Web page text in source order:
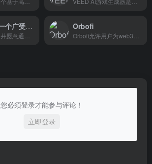
Replika – 一个广受欢迎的AI伴侣平台 Orbofi
您必须登录才能参与评论！
立即登录